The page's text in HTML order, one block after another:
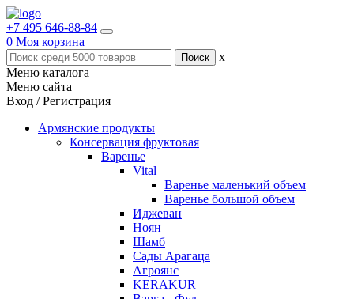
+7 495 646-88-84
0 Моя корзина
x
Меню каталога
Меню сайта
Вход / Регистрация
Армянские продукты
Консервация фруктовая
Варенье
Vital
Варенье маленький объем
Варенье большой объем
Иджеван
Ноян
Шамб
Сады Арагаца
Агроянс
KERAKUR